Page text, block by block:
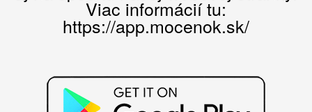
Viac informácií tu:
https://app.mocenok.sk/